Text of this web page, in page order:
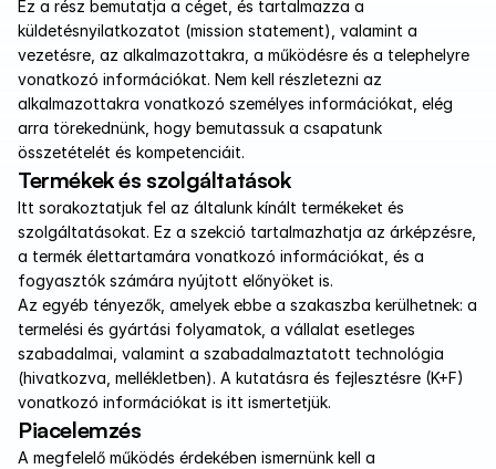
Ez a rész bemutatja a céget, és tartalmazza a
küldetésnyilatkozatot (mission statement), valamint a
vezetésre, az alkalmazottakra, a működésre és a telephelyre
vonatkozó információkat. Nem kell részletezni az
alkalmazottakra vonatkozó személyes információkat, elég
arra törekednünk, hogy bemutassuk a csapatunk
összetételét és kompetenciáit.
Termékek és szolgáltatások
Itt sorakoztatjuk fel az általunk kínált termékeket és
szolgáltatásokat. Ez a szekció tartalmazhatja az árképzésre,
a termék élettartamára vonatkozó információkat, és a
fogyasztók számára nyújtott előnyöket is.
Az egyéb tényezők, amelyek ebbe a szakaszba kerülhetnek: a
termelési és gyártási folyamatok, a vállalat esetleges
szabadalmai, valamint a szabadalmaztatott technológia
(hivatkozva, mellékletben). A kutatásra és fejlesztésre (K+F)
vonatkozó információkat is itt ismertetjük.
Piacelemzés
A megfelelő működés érdekében ismernünk kell a